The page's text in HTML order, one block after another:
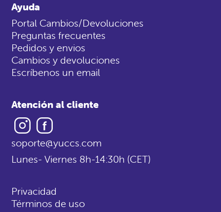
Ayuda
Portal Cambios/Devoluciones
Preguntas frecuentes
Pedidos y envios
Cambios y devoluciones
Escríbenos un email
Atención al cliente
Instagram
soporte@yuccs.com
Lunes- Viernes 8h-14:30h (CET)
Privacidad
Términos de uso